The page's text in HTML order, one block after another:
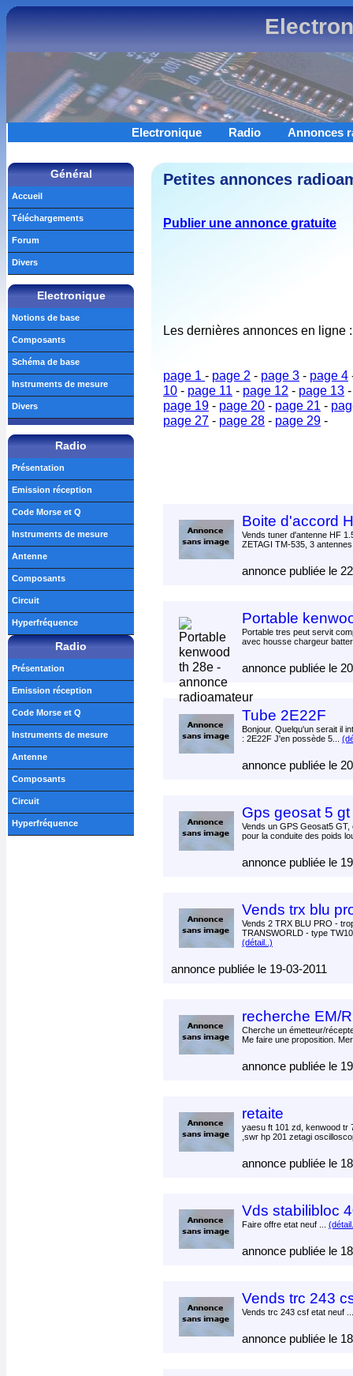
Electronique Radio Annonces
Petites annonces
Publier une annonce gratuite
Les dernières annonces en ligne :
page 1 - page 2 - page 3 - page 4
10 - page 11 - page 12 - page 13
page 19 - page 20 - page 21 -
page 27 - page 28 - page 29 -
Boite d'accord
Vends tuner d'antenne HF
ZETAGI TM-535, 3
annonce publiée le
Portable
Portable tres peut servit
avec housse chargeur
annonce publiée le
Tube 2E22F
Bonjour. Quelqu'un serait il
: 2E22F J'en possède 5...
annonce publiée le
Gps geosat 5 gt
Vends un GPS Geosat5
pour la conduite des poids
annonce publiée le
Vends trx blu
Vends 2 TRX BLU PRO -
TRANSWORLD - type
(détail..)
annonce publiée le 19-03-2011
recherche EM/
Cherche un émetteur/
Me faire une proposition.
annonce publiée le
retaite
yaesu ft 101 zd, kenwood tr
,swr hp 201 zetagi
annonce publiée le
Vds stabilibloc
Faire offre etat neuf ...
annonce publiée le
Vends trc 243
Vends trc 243 csf etat neuf
annonce publiée le
Général
Accueil
Téléchargements
Forum
Divers
Electronique
Notions de base
Composants
Schéma de base
Instruments de mesure
Divers
Radio
Présentation
Emission réception
Code Morse et Q
Instruments de mesure
Antenne
Composants
Circuit
Hyperfréquence
Radio
Présentation
Emission réception
Code Morse et Q
Instruments de mesure
Antenne
Composants
Circuit
Hyperfréquence